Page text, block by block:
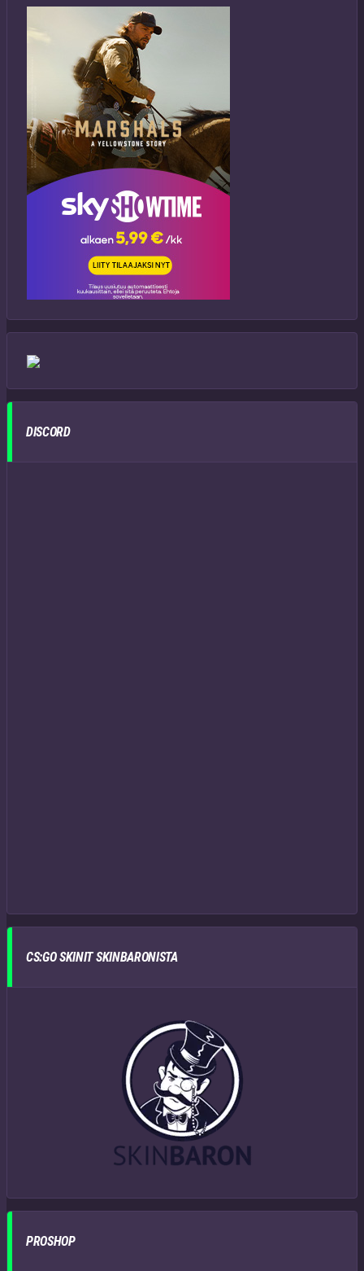
DISCORD
CS:GO SKINIT SKINBARONISTA
PROSHOP